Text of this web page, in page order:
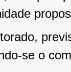
se o